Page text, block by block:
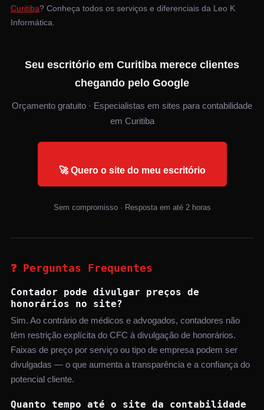
Curitiba? Conheça todos os serviços e diferenciais da Leo K
Informática.
Seu escritório em Curitiba merece clientes
chegando pelo Google
Orçamento gratuito · Especialistas em sites para contabilidade
em Curitiba
🚀 Quero o site do meu escritório
Sem compromisso · Resposta em até 2 horas
❓ Perguntas Frequentes
Contador pode divulgar preços de
honorários no site?
Sim. Ao contrário de médicos e advogados, contadores não
têm restrição explícita do CFC à divulgação de honorários.
Faixas de preço por serviço ou tipo de empresa podem ser
divulgadas — o que aumenta a transparência e a confiança do
potencial cliente.
Quanto tempo até o site da contabilidade